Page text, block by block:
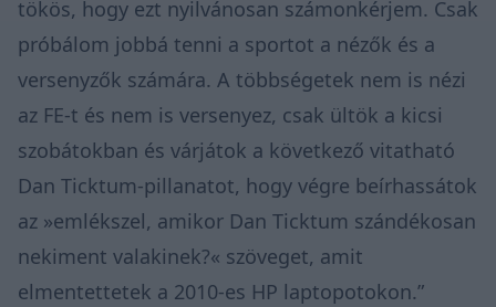
tökös, hogy ezt nyilvánosan számonkérjem. Csak
próbálom jobbá tenni a sportot a nézők és a
versenyzők számára. A többségetek nem is nézi
az FE-t és nem is versenyez, csak ültök a kicsi
szobátokban és várjátok a következő vitatható
Dan Ticktum-pillanatot, hogy végre beírhassátok
az »emlékszel, amikor Dan Ticktum szándékosan
nekiment valakinek?« szöveget, amit
elmentettetek a 2010-es HP laptopotokon.”